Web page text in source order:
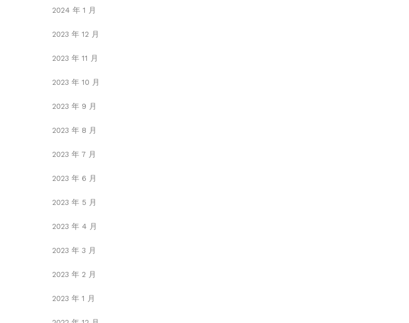
2024 年 1 月
2023 年 12 月
2023 年 11 月
2023 年 10 月
2023 年 9 月
2023 年 8 月
2023 年 7 月
2023 年 6 月
2023 年 5 月
2023 年 4 月
2023 年 3 月
2023 年 2 月
2023 年 1 月